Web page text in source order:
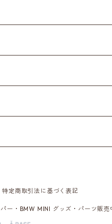
特定商取引法に基づく表記
・BMW MINI グッズ・パーツ販売